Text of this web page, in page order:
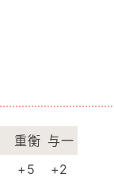
重衡 与一
+5
+2